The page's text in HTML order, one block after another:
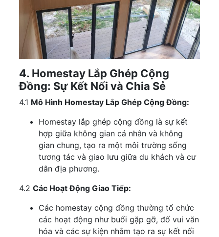
4. Homestay Lắp Ghép Cộng
Đồng: Sự Kết Nối và Chia Sẻ
4.1 Mô Hình Homestay Lắp Ghép Cộng Đồng:
Homestay lắp ghép cộng đồng là sự kết
hợp giữa không gian cá nhân và không
gian chung, tạo ra một môi trường sống
tương tác và giao lưu giữa du khách và cư
dân địa phương.
4.2 Các Hoạt Động Giao Tiếp:
Các homestay cộng đồng thường tổ chức
các hoạt động như buổi gặp gỡ, đố vui văn
hóa và các sự kiện nhằm tạo ra sự kết nối